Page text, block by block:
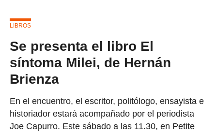
LIBROS
Se presenta el libro El
síntoma Milei, de Hernán
Brienza
En el encuentro, el escritor, politólogo, ensayista e
historiador estará acompañado por el periodista
Joe Capurro. Este sábado a las 11.30, en Petite